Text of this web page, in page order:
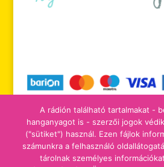
tájékoztatók
A rádión található tartalmakat -
hanganyagot is - szerzői jogok
("sütiket") használ. Ezen fájlok
számunkra a felhasználó
tárolnak személyes